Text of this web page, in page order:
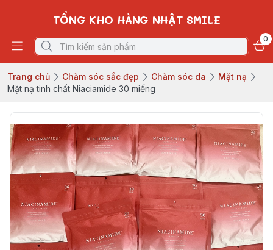
TỔNG KHO HÀNG NHẬT SMILE
0
Trang chủ Chăm sóc sắc đẹp Chăm sóc da
Mặt nạ
Mặt nạ tinh chất Niaciamide 30 miếng